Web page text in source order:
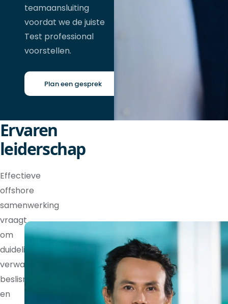
teamaansluiting
voordat we de juiste
Test professional
voorstellen.
Plan een gesprek
Ervaren
leiderschap
Effectieve
offshore
samenwerking
vraagt
om
duidelijke
verwachtingen,
beslisrechten
en